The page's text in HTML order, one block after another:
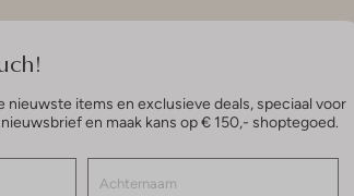
nieuwste items en exclusieve deals, speciaal voor
en maak kans op € 150,- shoptegoed.